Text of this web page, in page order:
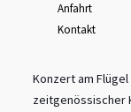
Anfahrt
Kontakt
Konzert am
zeitgenössischer